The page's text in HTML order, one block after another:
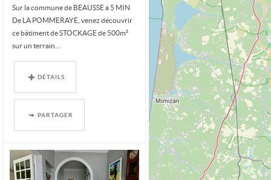
Sur la commune de BEAUSSE à 5 MIN
De LA POMMERAYE, venez découvrir
ce bâtiment de STOCKAGE de 500m²
sur un terrain...
DÉTAILS
PARTAGER